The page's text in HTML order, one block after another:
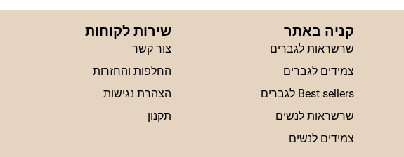
שירות לקוחות
צור קשר
החלפות והחזרות
הצהרת נגישות
תקנון
קניה באתר
שרשראות לגברים
צמידים לגברים
Best sellers לגברים
שרשראות לנשים
צמידים לנשים